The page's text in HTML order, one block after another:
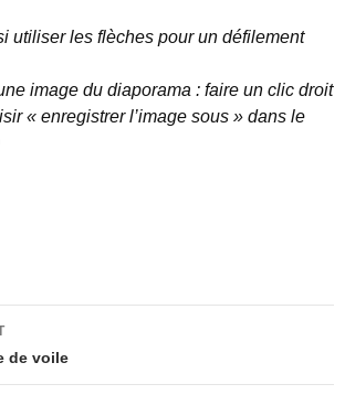
utiliser les flèches pour un défilement
image du diaporama : faire un clic droit
« enregistrer l’image sous » dans le
de voile